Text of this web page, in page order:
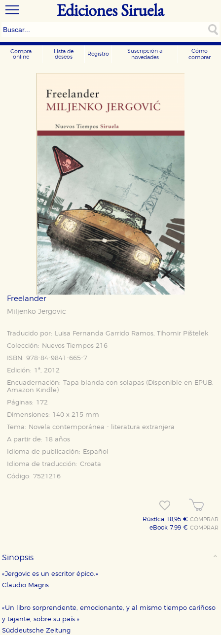
Ediciones Siruela
Compra
online
Lista de
deseos
Registro
Suscripción a
novedades
Cómo
comprar
Freelander
Miljenko Jergovic
Traducido por:
Luisa Fernanda Garrido Ramos, Tihomir Pištelek
Colección:
Nuevos Tiempos 216
ISBN: 978-84-9841-665-7
Edición: 1ª, 2012
Encuadernación: Tapa blanda con solapas (Disponible en EPUB,
Amazon Kindle )
Páginas: 172
Dimensiones: 140 x 215 mm
Tema:
Novela contemporánea - literatura extranjera
A partir de: 18 años
Idioma de publicación:
Español
Idioma de traducción: Croata
Código: 7521216
Rústica 18,95 €COMPRAR
eBook 7,99 €COMPRAR
Sinopsis
«Jergovic es un escritor épico.»
Claudio Magris
«Un libro sorprendente, emocionante, y al mismo tiempo cariñoso
y tajante, sobre su país.»
Süddeutsche Zeitung